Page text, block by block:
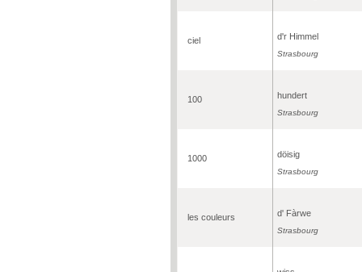
ciel d'r Himmel
Strasbourg
100 hundert
Strasbourg
1000 döisig
Strasbourg
les couleurs d' Fàrwe
Strasbourg